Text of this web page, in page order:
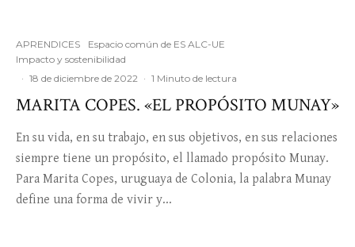
APRENDICES
Espacio común de ES ALC-UE
Impacto y sostenibilidad
· 18 de diciembre de 2022 · 1 Minuto de lectura
MARITA COPES. «EL PROPÓSITO MUNAY»
En su vida, en su trabajo, en sus objetivos, en sus relaciones
siempre tiene un propósito, el llamado propósito Munay.
Para Marita Copes, uruguaya de Colonia, la palabra Munay
define una forma de vivir y...